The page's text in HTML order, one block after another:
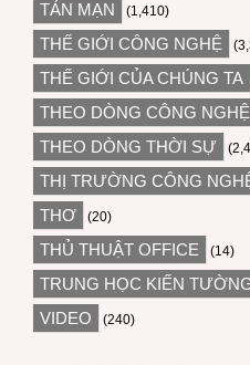
TẢN MẠN (1,410)
THẾ GIỚI CÔNG NGHỆ
THẾ GIỚI CỦA CHÚNG TA
THEO DÒNG CÔNG NGHỆ
THEO DÒNG THỜI SỰ
THỊ TRƯỜNG CÔNG
THƠ (20)
THỦ THUẬT OFFICE (14)
TRUNG HỌC KIẾN
VIDEO (240)